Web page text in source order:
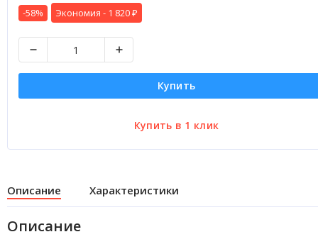
-58% Экономия - 1 820 ₽
Купить
Описание Характеристики
Описание